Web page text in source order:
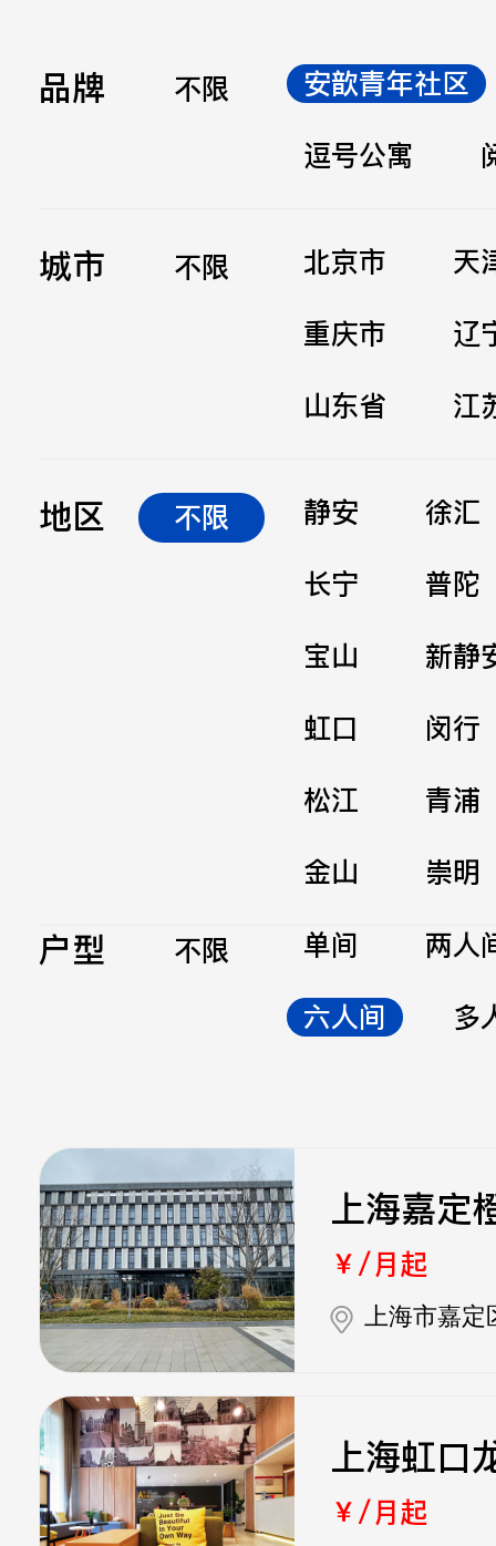
品牌 不限
安歆青年社区
逗号公寓
城市 不限 北京市
天
重庆市
辽
山东省
江
地区 不限 静安
徐汇
长宁
普陀
宝山
新静
虹口
闵行
松江
青浦
金山
崇明
户型 不限 单间
两人
六人间
多
上海嘉定
￥/月起
上海市嘉定
上海虹口
￥/月起
立即提交